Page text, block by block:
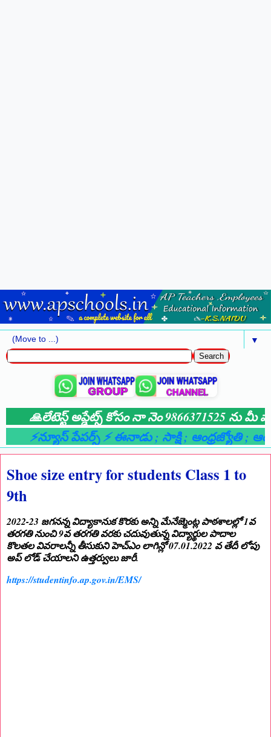
▼
🙏లేటెస్ట్ అప్డేట్స్ కోసం నా నెం 9866371525 ను మీ
⚡న్యూస్ పేపర్స్ ⚡ ఈనాడు; సాక్షి; ఆంధ్రజ్యోతి;
Shoe size entry for students Class 1 to
9th
2022-23 జగనన్న విద్యాకానుక కొరకు అన్ని మేనేజ్మెంట్ల పాఠశాలల్లో 1వ
తరగతి నుంచి 9వ తరగతి వరకు చదువుతున్న విద్యార్థుల పాదాల
కొలతల వివరాలన్నీ తీసుకుని హెచ్ఎం లాగిన్లో 07.01.2022 వ తేదీ లోపు
అప్ లోడ్ చేయాలని ఉత్తర్వులు జారీ.
https://studentinfo.ap.gov.in/EMS/